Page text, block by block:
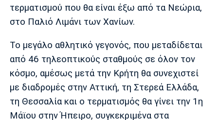
τερματισμού που θα είναι έξω από τα Νεώρια,
στο Παλιό Λιμάνι των Χανίων.
Το μεγάλο αθλητικό γεγονός, που μεταδίδεται
από 46 τηλεοπτικούς σταθμούς σε όλον τον
κόσμο, αμέσως μετά την Κρήτη θα συνεχιστεί
με διαδρομές στην Αττική, τη Στερεά Ελλάδα,
τη Θεσσαλία και ο τερματισμός θα γίνει την 1η
Μάϊου στην Ήπειρο, συγκεκριμένα στα